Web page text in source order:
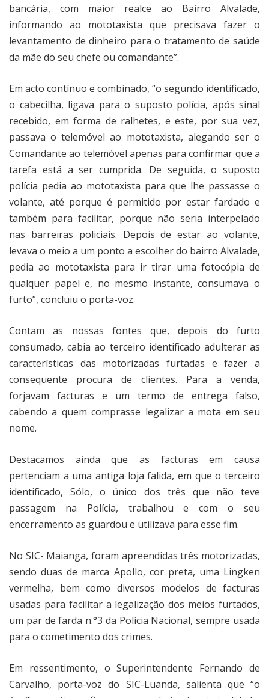
bancária, com maior realce ao Bairro Alvalade,
informando ao mototaxista que precisava fazer o
levantamento de dinheiro para o tratamento de saúde
da mãe do seu chefe ou comandante”.
Em acto contínuo e combinado, “o segundo identificado,
o cabecilha, ligava para o suposto polícia, após sinal
recebido, em forma de ralhetes, e este, por sua vez,
passava o telemóvel ao mototaxista, alegando ser o
Comandante ao telemóvel apenas para confirmar que a
tarefa está a ser cumprida. De seguida, o suposto
polícia pedia ao mototaxista para que lhe passasse o
volante, até porque é permitido por estar fardado e
também para facilitar, porque não seria interpelado
nas barreiras policiais. Depois de estar ao volante,
levava o meio a um ponto a escolher do bairro Alvalade,
pedia ao mototaxista para ir tirar uma fotocópia de
qualquer papel e, no mesmo instante, consumava o
furto”, concluiu o porta-voz.
Contam as nossas fontes que, depois do furto
consumado, cabia ao terceiro identificado adulterar as
características das motorizadas furtadas e fazer a
consequente procura de clientes. Para a venda,
forjavam facturas e um termo de entrega falso,
cabendo a quem comprasse legalizar a mota em seu
nome.
Destacamos ainda que as facturas em causa
pertenciam a uma antiga loja falida, em que o terceiro
identificado, Sólo, o único dos três que não teve
passagem na Polícia, trabalhou e com o seu
encerramento as guardou e utilizava para esse fim.
No SIC- Maianga, foram apreendidas três motorizadas,
sendo duas de marca Apollo, cor preta, uma Lingken
vermelha, bem como diversos modelos de facturas
usadas para facilitar a legalização dos meios furtados,
um par de farda n.°3 da Polícia Nacional, sempre usada
para o cometimento dos crimes.
Em ressentimento, o Superintendente Fernando de
Carvalho, porta-voz do SIC-Luanda, salienta que “o